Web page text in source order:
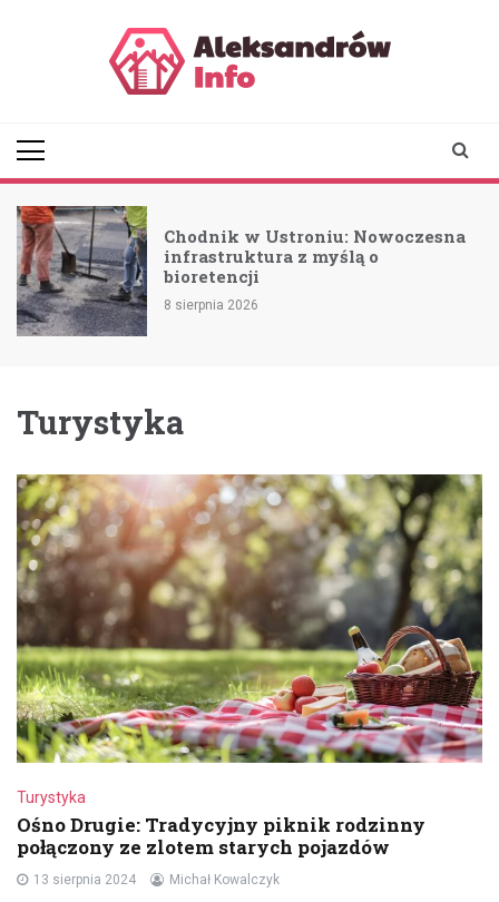
Chodnik w Ustroniu: Nowoczesna
infrastruktura z myślą o
bioretencji
8 sierpnia 2026
Turystyka
Turystyka
Ośno Drugie: Tradycyjny piknik rodzinny
połączony ze zlotem starych pojazdów
13 sierpnia 2024 Michał Kowalczyk